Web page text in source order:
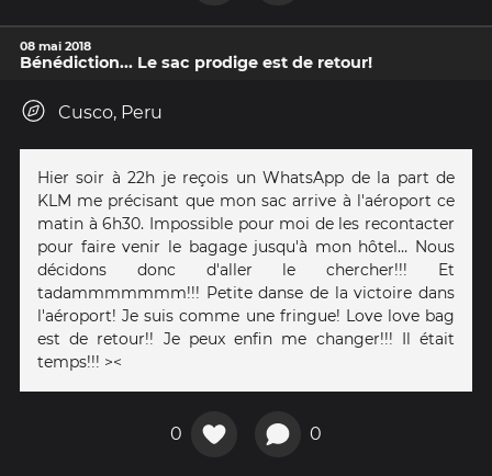
08 mai 2018
Bénédiction... Le sac prodige est de retour!
Cusco, Peru
Hier soir à 22h je reçois un WhatsApp de la part de
KLM me précisant que mon sac arrive à l'aéroport ce
matin à 6h30. Impossible pour moi de les recontacter
pour faire venir le bagage jusqu'à mon hôtel… Nous
décidons donc d'aller le chercher!!! Et
tadammmmmmm!!! Petite danse de la victoire dans
l'aéroport! Je suis comme une fringue! Love love bag
est de retour!! Je peux enfin me changer!!! Il était
temps!!! ><
0 0